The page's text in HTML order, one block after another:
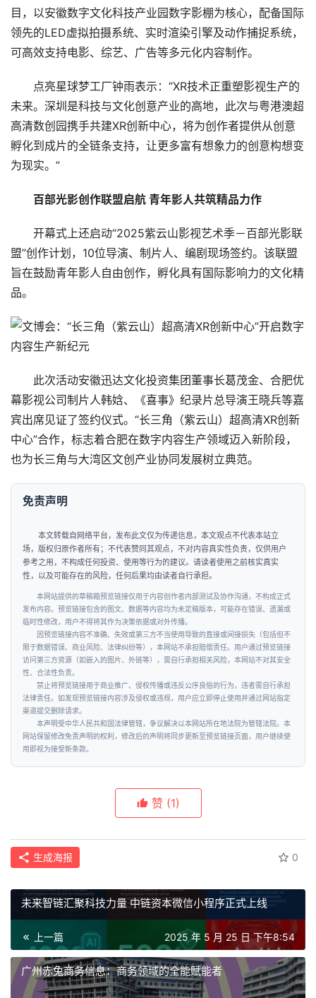
要
闻
公
司
经
科
技
车
地
产
创
业
投
融
资
商
学
目，以安徽数字文化科技产业园数字影棚为核心，配备国际
领先的LED虚拟拍摄系统、实时渲染引擎及动作捕捉系统，
可高效支持电影、综艺、广告等多元化内容制作。
点亮星球梦工厂钟雨表示：“XR技术正重塑影视生产的
未来。深圳是科技与文化创意产业的高地，此次与粤港澳超
高清数创园携手共建XR创新中心，将为创作者提供从创意
孵化到成片的全链条支持，让更多富有想象力的创意构想变
为现实。”
百部光影创作联盟启航 青年影人共筑精品力作
开幕式上还启动“2025紫云山影视艺术季－百部光影联
盟”创作计划，10位导演、制片人、编剧现场签约。该联盟
旨在鼓励青年影人自由创作，孵化具有国际影响力的文化精
品。
此次活动安徽迅达文化投资集团董事长葛茂金、合肥优
幕影视公司制片人韩娢、《喜事》纪录片总导演王晓兵等嘉
宾出席见证了签约仪式。“长三角（紫云山）超高清XR创新
中心”合作，标志着合肥在数字内容生产领域迈入新阶段，
也为长三角与大湾区文创产业协同发展树立典范。
免责声明
本文转载自网络平台，发布此文仅为传递信息，本文观点不代表本站立
场，版权归原作者所有；不代表赞同其观点，不对内容真实性负责，仅供用户
参考之用，不构成任何投资、使用等行为的建议。请读者使用之前核实真实
性，以及可能存在的风险，任何后果均由读者自行承担。
本网站提供的草稿箱预览链接仅用于内容创作者内部测试及协作沟通，不构成正式
发布内容。预览链接包含的图文、数据等内容均为未定稿版本，可能存在错误、遗漏或
临时性修改，用户不得将其作为决策依据或对外传播。
因预览链接内容不准确、失效或第三方不当使用导致的直接或间接损失（包括但不
限于数据错误、商业风险、法律纠纷等），本网站不承担赔偿责任。用户通过预览链接
访问第三方资源（如嵌入的图片、外链等），需自行承担相关风险，本网站不对其安全
性、合法性负责。
禁止将预览链接用于商业推广、侵权传播或违反公序良俗的行为，违者需自行承担
法律责任。如发现预览链接内容涉及侵权或违规，用户应立即停止使用并通过网站指定
渠道提交删除请求。
本声明受中华人民共和国法律管辖，争议解决以本网站所在地法院为管辖法院。本
网站保留修改免责声明的权利，修改后的声明将同步更新至预览链接页面，用户继续使
用即视为接受新条款。
赞 (1)
生成海报 0
未来智链汇聚科技力量 中链资本微信小程序正式上线
上一篇 2025 年 5 月 25 日 下午8:54
广州赤兔商务信息：商务领域的全能赋能者